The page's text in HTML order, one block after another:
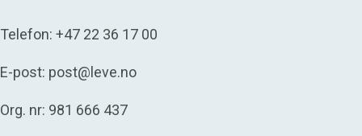
Telefon: +47 22 36 17 00
E-post: post@leve.no
Org. nr: 981 666 437